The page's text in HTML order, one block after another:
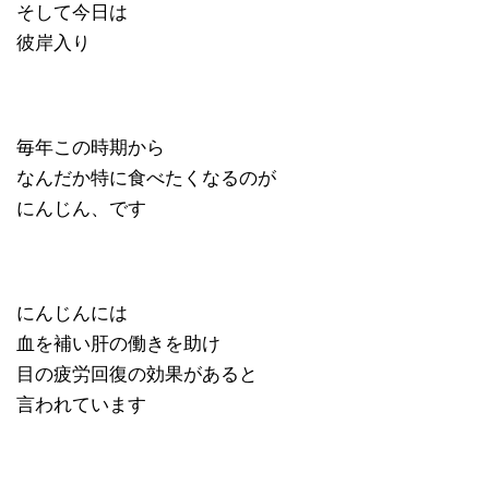
そして今日は
彼岸入り
毎年この時期から
なんだか特に食べたくなるのが
にんじん、です
にんじんには
血を補い肝の働きを助け
目の疲労回復の効果があると
言われています